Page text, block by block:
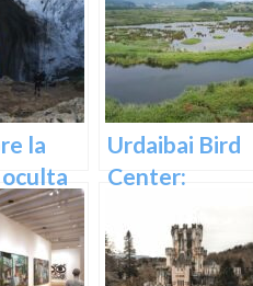
la
Urdaibai Bird
Center:
vida de las
en plena